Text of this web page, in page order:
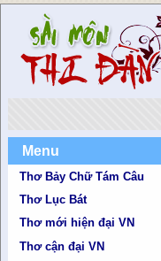
Menu
Thơ Bảy Chữ Tám Câu
Thơ Lục Bát
Thơ mới hiện đại VN
Thơ cận đại VN